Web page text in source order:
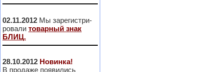
02.11.2012 Мы зарегистри-
ровали товарный знак
БЛИЦ.
28.10.2012 Новинка!
В продаже появились